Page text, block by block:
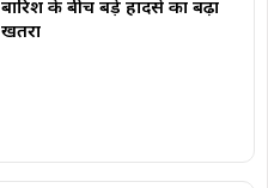
बारिश के बीच बड़े हादसे का बढ़ा
खतरा